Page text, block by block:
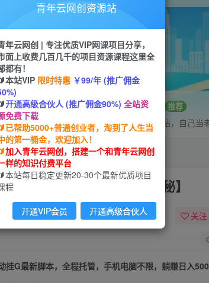
引流 抖音 短视频 剪辑 会员
招募站长 推荐
搭建同款网站，自己当
不限，躺賺日入500+【揭秘】
关注
青年云网创资源站
年云网创 | 专注优质VIP网课项目分享，
面上收费几百几千的项目资源课程这里全
都有！
本站VIP 限时特惠 ￥99/年 (推广佣金
开通高级合伙人 (推广佣金90%) 全站资
免费下载
已帮助5000+普通创业者，淘到了人生当
的第一桶金，欢迎加入！
加入青年云网创，搭建一个和青年云网创
样的知识付费平台
本站每日稳定更新20-30个最新优质项目
程
开通VIP会员 开通高级合伙人